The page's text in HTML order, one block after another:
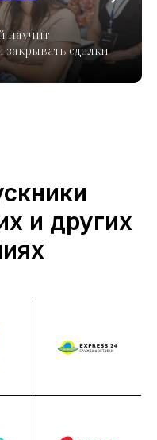
научит
закрывать сделки
и других